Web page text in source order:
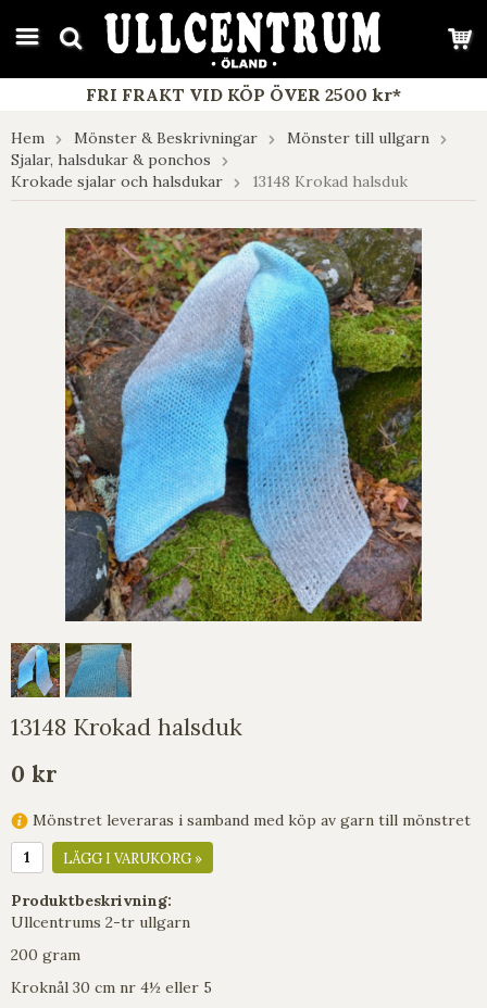
google-site-verification: google7e4b1026db5d9f32.html
FRI FRAKT VID KÖP ÖVER 2500 kr*
Hem Mönster & Beskrivningar
Mönster till ullgarn
Sjalar, halsdukar & ponchos
Krokade sjalar och halsdukar
13148 Krokad halsduk
13148 Krokad halsduk
0 kr
Mönstret leveraras i samband med köp av garn till mönstret
LÄGG I VARUKORG »
Produktbeskrivning:
Ullcentrums 2-tr ullgarn
200 gram
Kroknål 30 cm nr 4½ eller 5